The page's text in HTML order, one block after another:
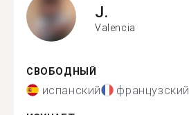
J.
Valencia
СВОБОДНЫЙ
испанский французский